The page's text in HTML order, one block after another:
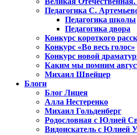
Педагогика С.
Педагогика школы
Педагогика двора
Конкурс короткого
Конкурс «Во весь голос»
Конкурс новой
Каким мы помним
Михаил Швейцер
Блоги
Блог Лицея
Алла Нестеренко
Михаил Гольденберг
Родословная с Юлией
Видоискатель с Юлией